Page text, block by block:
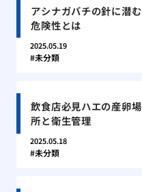
アシナガバチの針に潜む
危険性とは
2025.05.19
未分類
飲食店必見ハエの産卵場
所と衛生管理
2025.05.18
未分類